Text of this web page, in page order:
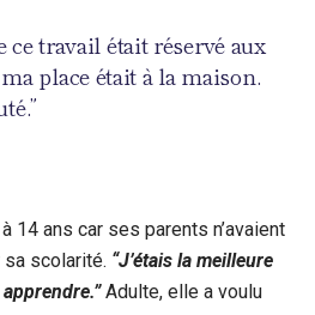
ce travail était réservé aux
place était à la maison.
14 ans car ses parents n’avaient
sa scolarité. “J’étais la meilleure
Adulte, elle a voulu